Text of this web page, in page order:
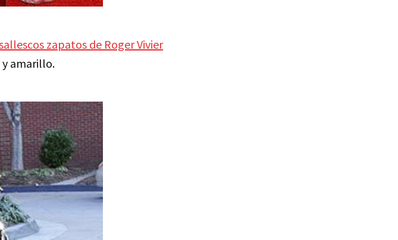
zapatos de Roger Vivier
amarillo.